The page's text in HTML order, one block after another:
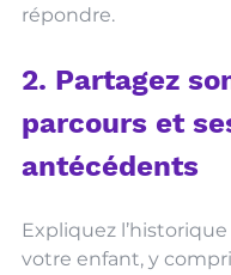
répondre.
2. Partagez
parcours et
antécédents
Expliquez
votre enfant, y